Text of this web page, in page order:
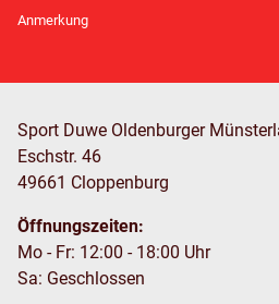
Anmerkung
Sport Duwe Oldenburger
Eschstr. 46
49661 Cloppenburg
Öffnungszeiten:
Mo - Fr: 12:00 - 18:00 Uhr
Sa: Geschlossen